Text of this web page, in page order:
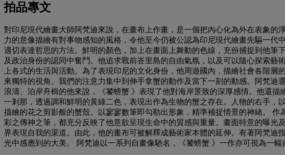
拍品專文
對印尼現代繪畫大師阿梵迪來說，在畫布上作畫，是一個把內心化為外在表象
力的意像描繪有對事物感知的風格，令他至今仍被公認為印尼現代繪畫先驅一
適切表達哲思的方法。鮮明的顏色，加上在畫面上舞動的色線，充份捕捉到他
及政治身份的認同中奮鬥。他追求戰前峇里島的自由氣氛，以及可以隨心探索
上各式的生活與活動。為了表現印尼的文化身份，他周遊國內，描繪社會各階
來獨特的視角。我們的注意力集中到伸手拿蟹的動作及當下一刻的動感。阿梵
浪濤、泊岸舟楫的他來說，《饕螃蟹 》表現了他對海岸景致的深厚感情。他還
一剎那，透過調和鮮明的黃綠二色，表現出作為生物的蟹之存在。人物的右手
描繪的花之剪影般的蟹殼。以寥寥數筆即勾勒出形象，精準補捉情景的神緒。
彩之傳神之筆，都充分反映了他意欲呈現生命中的質感與重量。畫面特意的曝
界表現自我的渠道。由此，他的畫布可被解釋成藝術家本體的延伸。有著阿梵
光中感應到的大美。 阿梵迪以一系列自畫像馳名，《饕螃蟹 》一作亦可視為一